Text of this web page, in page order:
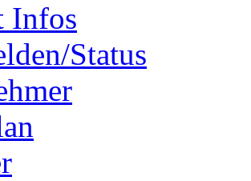
Infos
Status